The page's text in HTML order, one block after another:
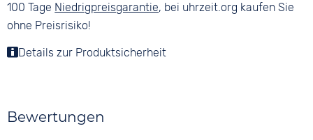
100 Tage Niedrigpreisgarantie, bei uhrzeit.org kaufen Sie
ohne Preisrisiko!
Details zur Produktsicherheit
Bewertungen